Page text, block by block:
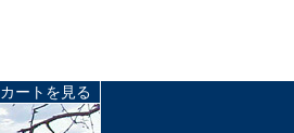
カートを見る